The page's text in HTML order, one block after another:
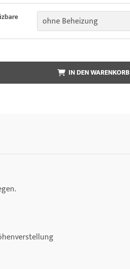
ohne Beheizung
IN DEN WARENKORB